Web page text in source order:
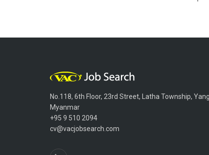
No.118, 6th Floor, 23rd Street, Latha Township,
Myanmar
+95 9 510 2094
cv@vacjobsearch.com